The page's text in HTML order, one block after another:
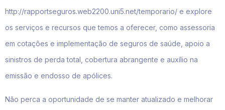
http://rapportseguros.web2200.uni5.net/temporario/ e explore
os serviços e recursos que temos a oferecer, como assessoria
em cotações e implementação de seguros de saúde, apoio a
sinistros de perda total, cobertura abrangente e auxílio na
emissão e endosso de apólices.
Não perca a oportunidade de se manter atualizado e melhorar